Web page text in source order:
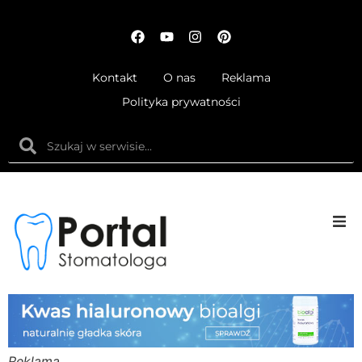
Kontakt O nas
Reklama
Polityka prywatności